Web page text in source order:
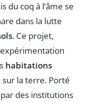
du coq à l’âme se
dans la lutte
. Ce projet,
habitations
la terre. Porté
des institutions